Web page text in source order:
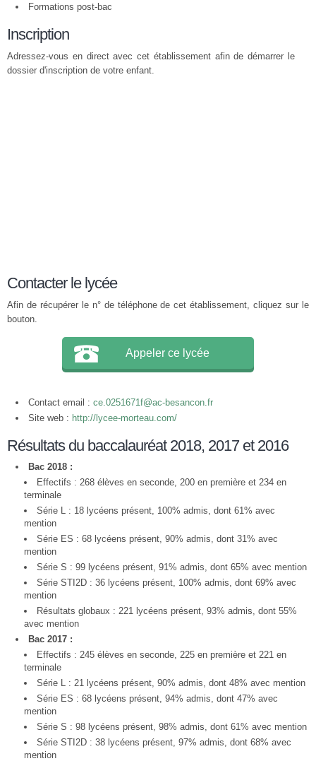
Formations post-bac
Inscription
Adressez-vous en direct avec cet établissement afin de démarrer le
dossier d'inscription de votre enfant.
Contacter le lycée
Afin de récupérer le n° de téléphone de cet établissement, cliquez sur le
bouton.
Appeler ce lycée
Contact email : ce.0251671f@ac-besancon.fr
Site web : http://lycee-morteau.com/
Résultats du baccalauréat 2018, 2017 et 2016
Bac 2018 :
Effectifs : 268 élèves en seconde, 200 en première et 234 en
terminale
Série L : 18 lycéens présent, 100% admis, dont 61% avec
mention
Série ES : 68 lycéens présent, 90% admis, dont 31% avec
mention
Série S : 99 lycéens présent, 91% admis, dont 65% avec mention
Série STI2D : 36 lycéens présent, 100% admis, dont 69% avec
mention
Résultats globaux : 221 lycéens présent, 93% admis, dont 55%
avec mention
Bac 2017 :
Effectifs : 245 élèves en seconde, 225 en première et 221 en
terminale
Série L : 21 lycéens présent, 90% admis, dont 48% avec mention
Série ES : 68 lycéens présent, 94% admis, dont 47% avec
mention
Série S : 98 lycéens présent, 98% admis, dont 61% avec mention
Série STI2D : 38 lycéens présent, 97% admis, dont 68% avec
mention